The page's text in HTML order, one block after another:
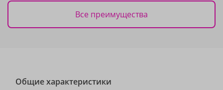
Все преимущества
Общие характеристики